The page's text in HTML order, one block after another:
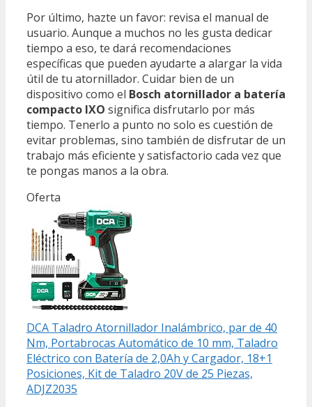
Por último, hazte un favor: revisa el manual de
usuario. Aunque a muchos no les gusta dedicar
tiempo a eso, te dará recomendaciones
específicas que pueden ayudarte a alargar la vida
útil de tu atornillador. Cuidar bien de un
dispositivo como el Bosch atornillador a batería
compacto IXO significa disfrutarlo por más
tiempo. Tenerlo a punto no solo es cuestión de
evitar problemas, sino también de disfrutar de un
trabajo más eficiente y satisfactorio cada vez que
te pongas manos a la obra.
Oferta
DCA Taladro Atornillador Inalámbrico, par de 40
Nm, Portabrocas Automático de 10 mm, Taladro
Eléctrico con Batería de 2,0Ah y Cargador, 18+1
Posiciones, Kit de Taladro 20V de 25 Piezas,
ADJZ2035